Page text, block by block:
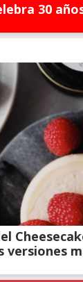
30
versiones